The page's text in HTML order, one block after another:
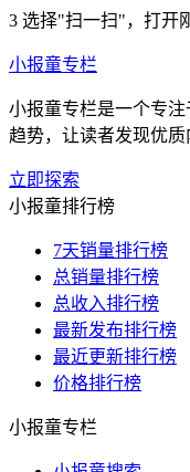
3 选择"扫一扫"，打开
小报童专栏
小报童专栏是一个专
趋势，让读者发现优质
立即探索
小报童排行榜
7天销量排行榜
总销量排行榜
总收入排行榜
最新发布排行榜
最近更新排行榜
价格排行榜
小报童专栏